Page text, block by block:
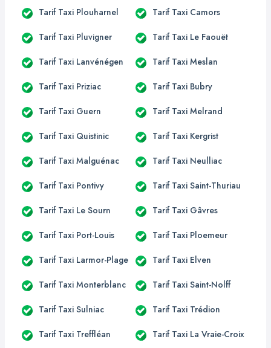
Tarif Taxi Plouharnel Tarif Taxi Camors
Tarif Taxi Pluvigner Tarif Taxi Le Faouët
Tarif Taxi Lanvénégen Tarif Taxi Meslan
Tarif Taxi Priziac Tarif Taxi Bubry
Tarif Taxi Guern Tarif Taxi Melrand
Tarif Taxi Quistinic Tarif Taxi Kergrist
Tarif Taxi Malguénac Tarif Taxi Neulliac
Tarif Taxi Pontivy Tarif Taxi Saint-Thuriau
Tarif Taxi Le Sourn Tarif Taxi Gâvres
Tarif Taxi Port-Louis Tarif Taxi Ploemeur
Tarif Taxi Larmor-Plage Tarif Taxi Elven
Tarif Taxi Monterblanc Tarif Taxi Saint-Nolff
Tarif Taxi Sulniac Tarif Taxi Trédion
Tarif Taxi Treffléan Tarif Taxi La Vraie-Croix